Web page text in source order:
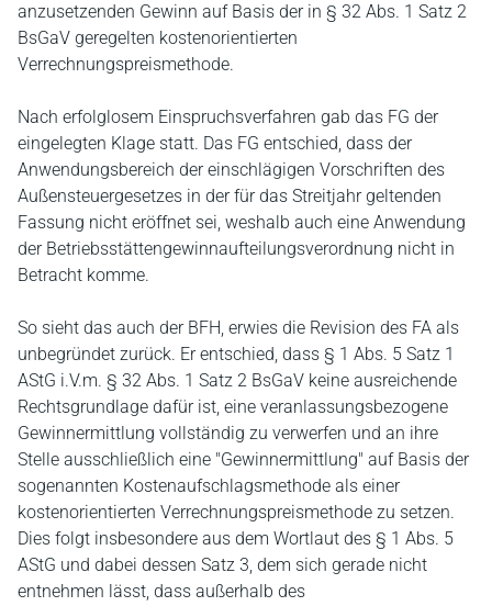
anzusetzenden Gewinn auf Basis der in § 32 Abs. 1 Satz 2
BsGaV geregelten kostenorientierten
Verrechnungspreismethode.
Nach erfolglosem Einspruchsverfahren gab das FG der
eingelegten Klage statt. Das FG entschied, dass der
Anwendungsbereich der einschlägigen Vorschriften des
Außensteuergesetzes in der für das Streitjahr geltenden
Fassung nicht eröffnet sei, weshalb auch eine Anwendung
der Betriebsstättengewinnaufteilungsverordnung nicht in
Betracht komme.
So sieht das auch der BFH, erwies die Revision des FA als
unbegründet zurück. Er entschied, dass § 1 Abs. 5 Satz 1
AStG i.V.m. § 32 Abs. 1 Satz 2 BsGaV keine ausreichende
Rechtsgrundlage dafür ist, eine veranlassungsbezogene
Gewinnermittlung vollständig zu verwerfen und an ihre
Stelle ausschließlich eine "Gewinnermittlung" auf Basis der
sogenannten Kostenaufschlagsmethode als einer
kostenorientierten Verrechnungspreismethode zu setzen.
Dies folgt insbesondere aus dem Wortlaut des § 1 Abs. 5
AStG und dabei dessen Satz 3, dem sich gerade nicht
entnehmen lässt, dass außerhalb des